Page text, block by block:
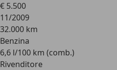
€ 5.500
11/2009
32.000 km
Benzina
6,6 l/100 km (comb.)
Rivenditore